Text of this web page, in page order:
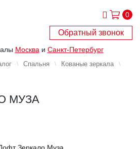
0
Обратный звонок
Москва и Санкт-Петербург
Спальня
Кованые зеркала
МУЗА